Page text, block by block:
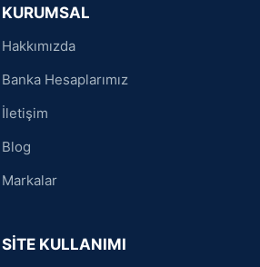
KURUMSAL
Hakkımızda
Banka Hesaplarımız
İletişim
Blog
Markalar
SİTE KULLANIMI